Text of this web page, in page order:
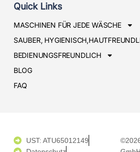
Quick Links
MASCHINEN FÜR JEDE WÄSCHE
SAUBER,
BEDIENUNGSFREUNDLICH
BLOG
FAQ
UST: ATU65012149